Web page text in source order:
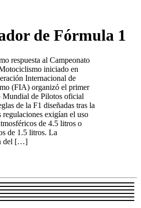
de Fórmula 1
respuesta al Campeonato
iniciado en
Internacional de
(FIA) organizó el primer
Mundial de Pilotos oficial
de la F1 diseñadas tras la
regulaciones exigían el uso
de 4.5 litros o
de 1.5 litros. La
del […]